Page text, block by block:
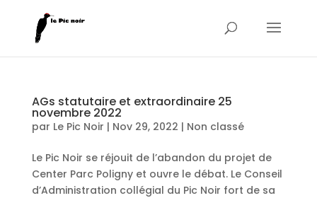
AGs statutaire et extraordinaire 25
novembre 2022
par Le Pic Noir | Nov 29, 2022 | Non classé
Le Pic Noir se réjouit de l’abandon du projet de
Center Parc Poligny et ouvre le débat. Le Conseil
d’Administration collégial du Pic Noir fort de sa